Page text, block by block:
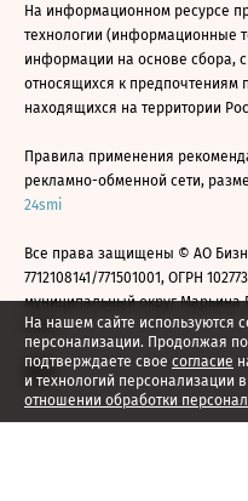
На нашем сайте используются
персонализации. Продолжая
подтверждаете свое согласие
и технологий персонализации в
отношении обработки
На информационном ресурсе
технологии (информационные
информации на основе сбора,
относящихся к предпочтениям
находящихся на территории
Правила применения
рекламно-обменной сети,
24smi
Все права защищены © АО
7712108141/771501001, ОГРН
муниципальный округ Марьина
2026